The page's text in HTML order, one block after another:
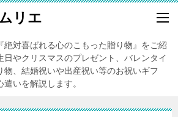
リエ
絶対喜ばれる心のこもった贈り物』をご紹
日やクリスマスのプレゼント、バレンタイ
物、結婚祝いや出産祝い等のお祝いギフ
いを解説します。